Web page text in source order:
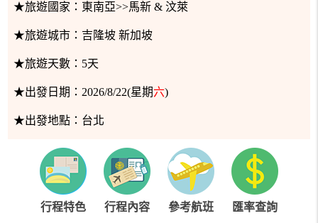
★旅遊國家： 東南亞>>馬新 & 汶萊
★旅遊城市： 吉隆坡 新加坡
★旅遊天數： 5天
★出發日期： 2026/8/22(星期六)
★出發地點： 台北
行程特色 行程內容 參考航班 匯率查詢